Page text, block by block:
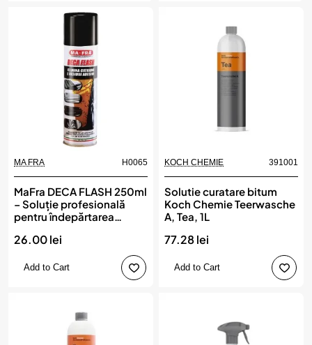
New
MA FRA H0065
MaFra DECA FLASH 250ml
– Soluție profesională
pentru îndepărtarea
MA FRA
26.00 lei
Add to Cart
New
KOCH CHEMIE 391001
Solutie curatare bitum
Koch Chemie Teerwasche
A, Tea, 1L
77.28 lei
Add to Cart